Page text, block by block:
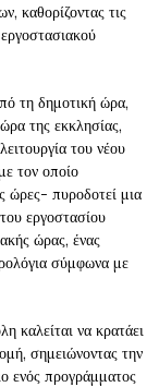
καθορίζοντας τις
εργοστασιακού
τη δημοτική ώρα,
της εκκλησίας,
του νέου
τον οποίο
ώρες- πυροδοτεί μια
εργοστασίου
ώρας, ένας
σύμφωνα με
καλείται να κρατάει
σημειώνοντας την
ενός προγράμματος